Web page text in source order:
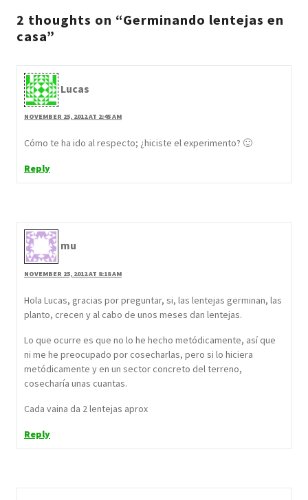
2 thoughts on “Germinando lentejas en
casa”
Lucas
NOVEMBER 25, 2012 AT 2:45 AM
Cómo te ha ido al respecto; ¿hiciste el experimento? 🙂
Reply
mu
NOVEMBER 25, 2012 AT 8:18 AM
Hola Lucas, gracias por preguntar, si, las lentejas germinan, las
planto, crecen y al cabo de unos meses dan lentejas.
Lo que ocurre es que no lo he hecho metódicamente, así que
ni me he preocupado por cosecharlas, pero si lo hiciera
metódicamente y en un sector concreto del terreno,
cosecharía unas cuantas.
Cada vaina da 2 lentejas aprox
Reply